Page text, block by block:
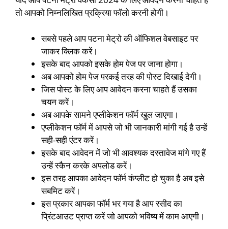
तो आपको निम्नलिखित प्रक्रिया फॉलो करनी होगी।
सबसे पहले आप पटना मेट्रो की ऑफिशल वेबसाइट पर
जाकर क्लिक करें।
इसके बाद आपको इसके होम पेज पर जाना होगा।
अब आपको होम पेज परकई तरह की पोस्ट दिखाई देगी।
जिस पोस्ट के लिए आप आवेदन करना चाहते हैं उसका
चयन करें।
अब आपके सामने एप्लीकेशन फॉर्म खुल जाएगा।
एप्लीकेशन फॉर्म में आपसे जो भी जानकारी मांगी गई है उन्हें
सही-सही एंटर करें।
इसके बाद आवेदन में जो भी आवश्यक दस्तावेज मांगे गए हैं
उन्हें स्कैन करके अपलोड करें।
इस तरह आपका आवेदन फॉर्म कंप्लीट हो चुका है अब इसे
सबमिट करें।
इस प्रकार आपका फॉर्म भर गया है आप रसीद का
प्रिंटआउट प्राप्त करें जो आपको भविष्य में काम आएगी।